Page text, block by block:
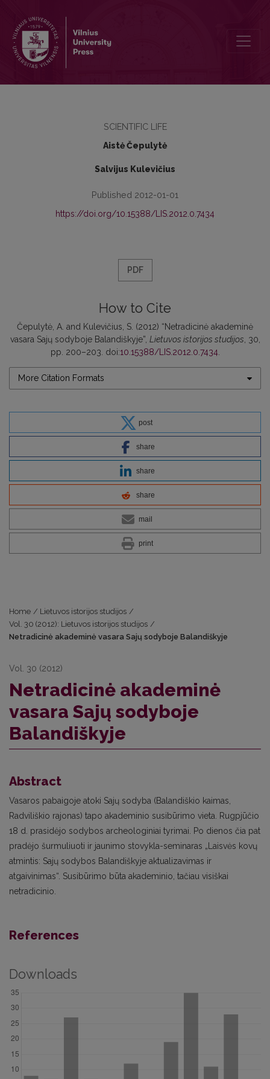
SCIENTIFIC LIFE
Aistė Čepulytė
Salvijus Kulevičius
Published 2012-01-01
https://doi.org/10.15388/LIS.2012.0.7434
PDF
How to Cite
Čepulytė, A. and Kulevičius, S. (2012) “Netradicinė akademinė
vasara Sajų sodyboje Balandiškyje”, Lietuvos istorijos studijos , 30,
pp. 200–203. doi:10.15388/LIS.2012.0.7434.
More Citation Formats
post
share
share
share
mail
print
Home / Lietuvos istorijos studijos /
Vol. 30 (2012): Lietuvos istorijos studijos /
Netradicinė akademinė vasara Sajų sodyboje Balandiškyje
Vol. 30 (2012)
Netradicinė akademinė
vasara Sajų sodyboje
Balandiškyje
Abstract
Vasaros pabaigoje atoki Sajų sodyba (Balandiškio kaimas,
Radviliškio rajonas) tapo akademinio susibūrimo vieta. Rugpjūčio
18 d. prasidėjo sodybos archeologiniai tyrimai. Po dienos čia pat
pradėjo šurmuliuoti ir jaunimo stovykla-seminaras „Laisvės kovų
atmintis: Sajų sodybos Balandiškyje aktualizavimas ir
atgaivinimas“. Susibūrimo būta akademinio, tačiau visiškai
netradicinio.
References
Downloads